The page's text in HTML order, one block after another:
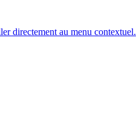
directement au menu contextuel.